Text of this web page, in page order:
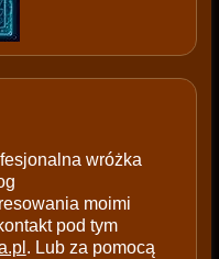
wróżka
moimi
pod tym
. Lub za pomocą